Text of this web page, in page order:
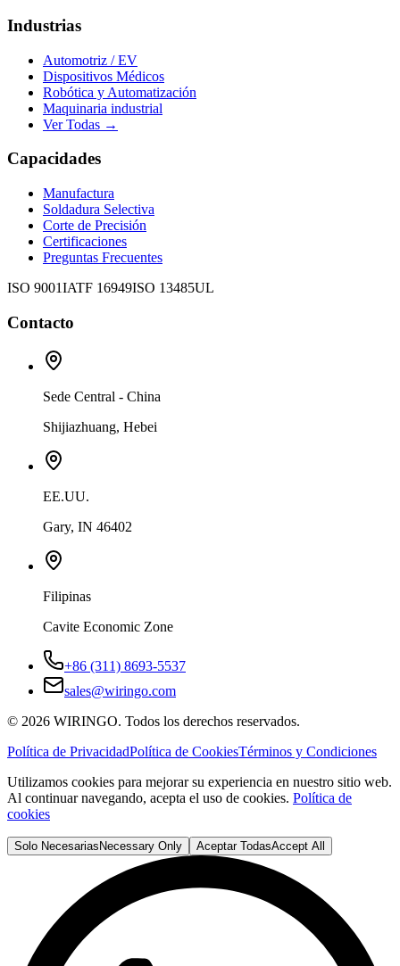
Industrias
Automotriz / EV
Dispositivos Médicos
Robótica y Automatización
Maquinaria industrial
Ver Todas →
Capacidades
Manufactura
Soldadura Selectiva
Corte de Precisión
Certificaciones
Preguntas Frecuentes
ISO 9001IATF 16949ISO 13485UL
Contacto
Sede Central - China
Shijiazhuang, Hebei
EE.UU.
Gary, IN 46402
Filipinas
Cavite Economic Zone
+86 (311) 8693-5537
sales@wiringo.com
© 2026 WIRINGO. Todos los derechos reservados.
Política de PrivacidadPolítica de CookiesTérminos y Condiciones
Utilizamos cookies para mejorar su experiencia en nuestro sitio web.
Al continuar navegando, acepta el uso de cookies. Política de
cookies
Solo NecesariasNecessary Only Aceptar TodasAccept All